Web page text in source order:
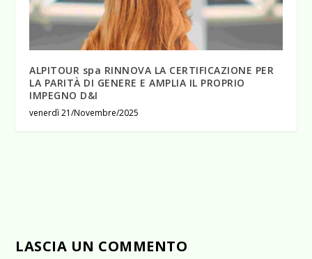
ALPITOUR spa RINNOVA LA CERTIFICAZIONE PER
LA PARITÀ DI GENERE E AMPLIA IL PROPRIO
IMPEGNO D&I
venerdì 21/Novembre/2025
LASCIA UN COMMENTO